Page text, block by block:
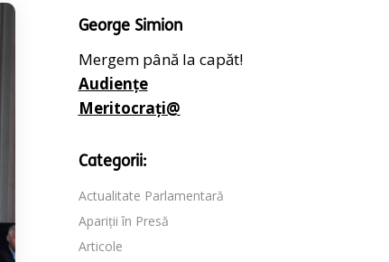
George Simion
Mergem până la capăt!
Audiențe
Meritocrați@
Categorii:
Actualitate Parlamentară
Apariții în Presă
Articole